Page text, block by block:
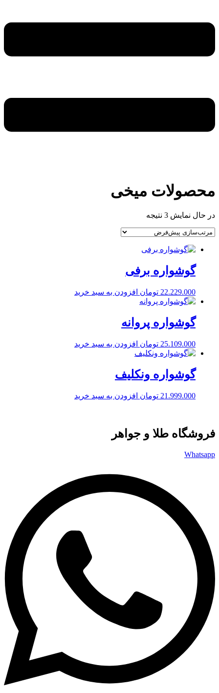
محصولات میخی
در حال نمایش 3 نتیجه
گوشواره برفی
22.229.000 تومان افزودن به سبد خرید
گوشواره پروانه
25.109.000 تومان افزودن به سبد خرید
گوشواره ونکلیف
21.999.000 تومان افزودن به سبد خرید
فروشگاه طلا و جواهر
Whatsapp